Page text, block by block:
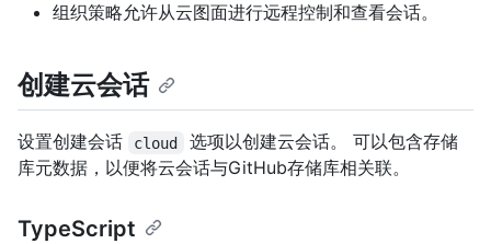
组织策略允许从云图面进行远程控制和查看会话。
创建云会话
设置创建会话 cloud
选项以创建云会话。 可以包含存储
库元数据，以便将云会话与GitHub存储库相关联。
TypeScript